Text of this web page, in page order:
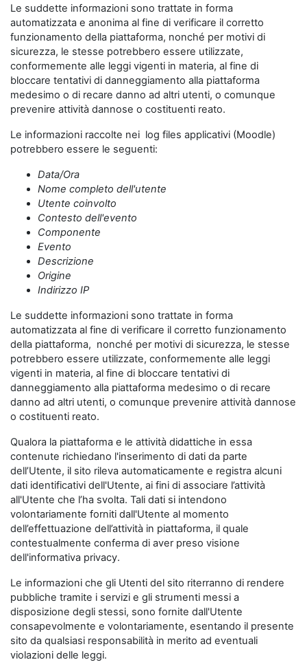
Le suddette informazioni sono trattate in forma
automatizzata e anonima al fine di verificare il corretto
funzionamento della piattaforma, nonché per motivi di
sicurezza, le stesse potrebbero essere utilizzate,
conformemente alle leggi vigenti in materia, al fine di
bloccare tentativi di danneggiamento alla piattaforma
medesimo o di recare danno ad altri utenti, o comunque
prevenire attività dannose o costituenti reato.
Le informazioni raccolte nei log files applicativi (Moodle)
potrebbero essere le seguenti:
Data/Ora
Nome completo dell'utente
Utente coinvolto
Contesto dell'evento
Componente
Evento
Descrizione
Origine
Indirizzo IP
Le suddette informazioni sono trattate in forma
automatizzata al fine di verificare il corretto funzionamento
della piattaforma, nonché per motivi di sicurezza, le stesse
potrebbero essere utilizzate, conformemente alle leggi
vigenti in materia, al fine di bloccare tentativi di
danneggiamento alla piattaforma medesimo o di recare
danno ad altri utenti, o comunque prevenire attività dannose
o costituenti reato.
Qualora la piattaforma e le attività didattiche in essa
contenute richiedano l'inserimento di dati da parte
dell’Utente, il sito rileva automaticamente e registra alcuni
dati identificativi dell'Utente, ai fini di associare l’attività
all'Utente che l’ha svolta. Tali dati si intendono
volontariamente forniti dall'Utente al momento
dell’effettuazione dell’attività in piattaforma, il quale
contestualmente conferma di aver preso visione
dell'informativa privacy.
Le informazioni che gli Utenti del sito riterranno di rendere
pubbliche tramite i servizi e gli strumenti messi a
disposizione degli stessi, sono fornite dall'Utente
consapevolmente e volontariamente, esentando il presente
sito da qualsiasi responsabilità in merito ad eventuali
violazioni delle leggi.